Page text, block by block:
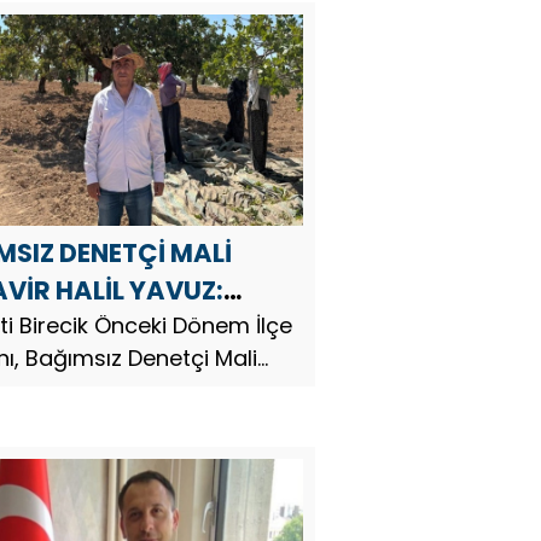
DENETÇİ MALİ
HALİL YAVUZ:
Birecik Önceki Dönem İlçe
Bağımsız Denetçi Mali
ve bölgemizde fıstık
söylentileri ve girişimleri